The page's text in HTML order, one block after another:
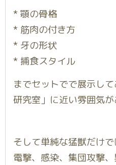
* 顎の骨格
* 筋肉の付き方
* 牙の形状
* 捕食スタイル
までセットでで展示し
研究室」に近い雰囲気
そして単純な猛獣だけで
電撃、感染、集団攻撃